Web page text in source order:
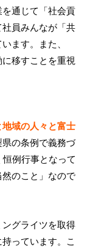
通じて「社会貢
員みんなが「共
ます。また、
移すことを重視
域の人々と富士
の条例で義務づ
例行事となって
のこと」なので
グライツを取得
っています。こ